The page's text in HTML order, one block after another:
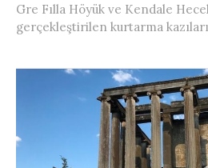
Gre Fılla Höyük ve Kendale
gerçekleştirilen kurtarma